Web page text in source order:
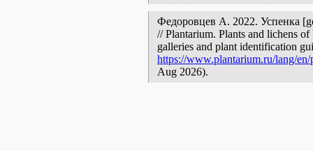
Федоровцев А. 2022. Успенка
// Plantarium. Plants and lichens
galleries and plant identification
https://www.plantarium.ru/lang/en/
Aug 2026).